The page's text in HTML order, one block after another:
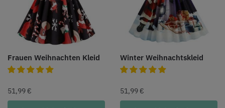
Frauen Weihnachten Kleid
51,99 €
Winter Weihnachtskleid
51,99 €